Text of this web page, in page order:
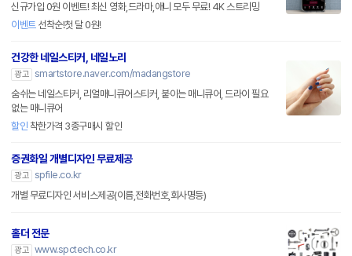
신규가입 0원 이벤트! 최신 영화,드라마,애니 모두 무료! 4K 스트리밍
이벤트선착순!첫 달 0원!
건강한 네일스티커, 네일노리
광고 smartstore.naver.com/madangstore
숨쉬는 네일스티커, 리얼매니큐어스티커, 붙이는 매니큐어, 드라이 필요
없는 매니큐어
할인 착한가격 3종구매시 할인
증권화일 개별디자인 무료제공
광고 spfile.co.kr
개별 무료디자인 서비스제공(이름,전화번호,회사명등)
홀더 전문
광고 www.spctech.co.kr